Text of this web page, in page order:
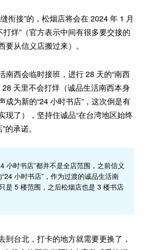
衔接”的，松烟店将会在 2024 年 1 月
打烊”（官方表示中间有很多要交接的
从信义店搬过来）。
南西会临时接班，进行 28 天的“南西
28 天里不会打烊（诚品生活南西本身
成为新的“24 小时书店”，这次倒是有
现了），坚持住诚品“在台湾地区始终
承诺。
小时书店”都并不是全店范围，之前信义
小时书店”，作为过渡的诚品生活南
是 5 楼范围，之后松烟店也是 3 楼书店
到台北，打卡的地方就需要更换了，